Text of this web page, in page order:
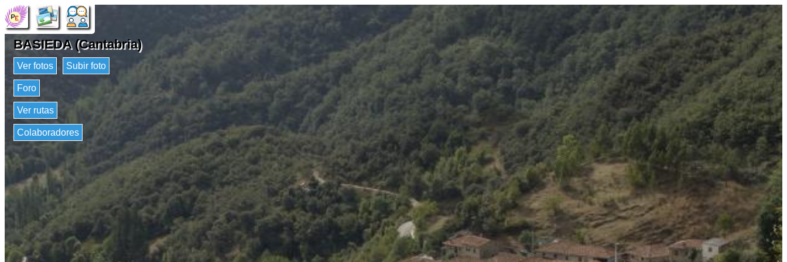
BASIEDA (Cantabria)
Ver fotos Subir foto
Foro
Ver rutas
Colaboradores